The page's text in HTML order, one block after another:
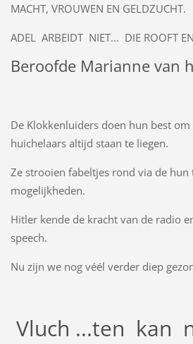
MACHT, VROUWEN EN GELDZUCHT.
ADEL ARBEIDT NIET... DIE ROOFT
Beroofde Marianne van
De Klokkenluiders doen hun best
huichelaars altijd staan te liegen.
Ze strooien fabeltjes rond via de hun
mogelijkheden.
Hitler kende de kracht van de radio
speech.
Nu zijn we nog véél verder diep
Vluch ...ten kan